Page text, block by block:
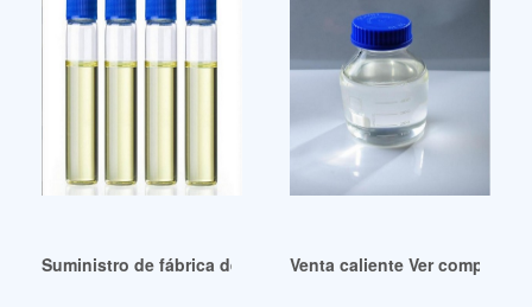
Suministro de fábrica de trimelitato de trioctilo (TOTM
Venta caliente Ver